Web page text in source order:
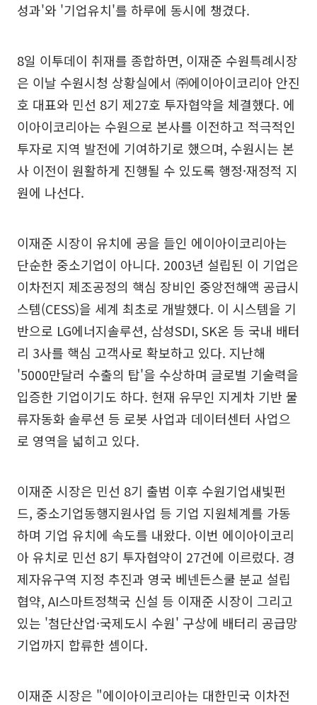
성과'와 '기업유치'를 하루에 동시에 챙겼다.
8일 이투데이 취재를 종합하면, 이재준 수원특례시장
은 이날 수원시청 상황실에서 ㈜에이아이코리아 안진
호 대표와 민선 8기 제27호 투자협약을 체결했다. 에
이아이코리아는 수원으로 본사를 이전하고 적극적인
투자로 지역 발전에 기여하기로 했으며, 수원시는 본
사 이전이 원활하게 진행될 수 있도록 행정·재정적 지
원에 나선다.
이재준 시장이 유치에 공을 들인 에이아이코리아는
단순한 중소기업이 아니다. 2003년 설립된 이 기업은
이차전지 제조공정의 핵심 장비인 중앙전해액 공급시
스템(CESS)을 세계 최초로 개발했다. 이 시스템을 기
반으로 LG에너지솔루션, 삼성SDI, SK온 등 국내 배터
리 3사를 핵심 고객사로 확보하고 있다. 지난해
'5000만달러 수출의 탑'을 수상하며 글로벌 기술력을
입증한 기업이기도 하다. 현재 유무인 지게차 기반 물
류자동화 솔루션 등 로봇 사업과 데이터센터 사업으
로 영역을 넓히고 있다.
이재준 시장은 민선 8기 출범 이후 수원기업새빛펀
드, 중소기업동행지원사업 등 기업 지원체계를 가동
하며 기업 유치에 속도를 내왔다. 이번 에이아이코리
아 유치로 민선 8기 투자협약이 27건에 이르렀다. 경
제자유구역 지정 추진과 영국 베넨든스쿨 분교 설립
협약, AI스마트정책국 신설 등 이재준 시장이 그리고
있는 '첨단산업·국제도시 수원' 구상에 배터리 공급망
기업까지 합류한 셈이다.
이재준 시장은 "에이아이코리아는 대한민국 이차전